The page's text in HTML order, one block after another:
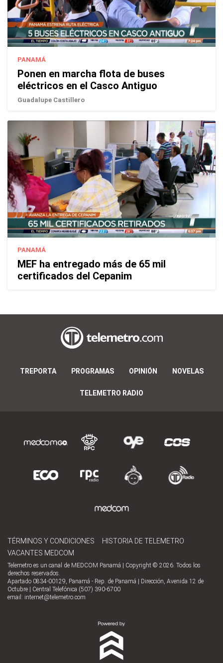
PANAMÁ
Ponen en marcha flota de buses
eléctricos en el Casco Antiguo
Guadalupe Castillero
PANAMÁ
MEF ha entregado más de 65 mil
certificados del Cepanim
TREPORTA PROGRAMAS OPINIÓN NOVELAS
TELEMETRO RADIO
TÉRMINOS Y CONDICIONES
HISTORIA DE TELEMETRO
VACANTES MEDCOM
Telemetro es un canal de MEDCOM Panamá | Copyright © 2026. Todos los
derechos reservados.
Apartado 0834-00129, Panamá - Rep. de Panamá | Dirección, Avenida 12 de
Octubre | Central Telefónica (507) 390-6700
email: internet@telemetro.com